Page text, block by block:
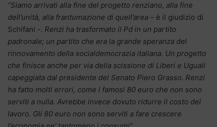
“Siamo arrivati alla fine del progetto renziano, alla fine
dell’unità, alla frantumazione di quell’area – è il giudizio di
Schifani -. Renzi ha trasformato il Pd in un partito
padronale; un partito che era la grande speranza del
rinnovamento della socialdemocrazia italiana. Un progetto
che finisce anche per via della scissione di Liberi e Uguali
capeggiata dal presidente del Senato Piero Grasso. Renzi
ha fatto molti errori, come i famosi 80 euro che non sono
serviti a nulla. Avrebbe invece dovuto ridurre il costo del
lavoro. Gli 80 euro non sono serviti a fare crescere